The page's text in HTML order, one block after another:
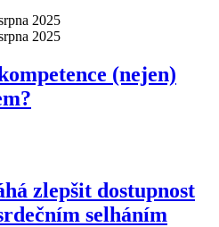
2025
2025
(nejen)
zlepšit dostupnost
selháním